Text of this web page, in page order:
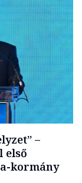
–
első
kormány